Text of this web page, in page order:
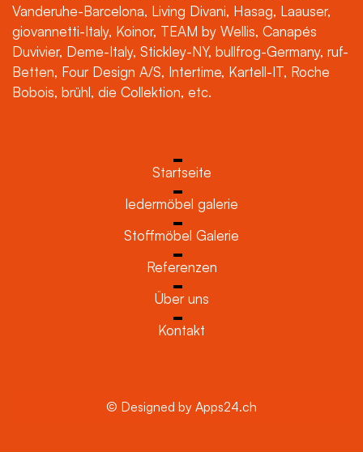
Vanderuhe-Barcelona, Living Divani, Hasag, Laauser,
giovannetti-Italy, Koinor, TEAM by Wellis, Canapés
Duvivier, Deme-Italy, Stickley-NY, bullfrog-Germany, ruf-
Betten, Four Design A/S, Intertime, Kartell-IT, Roche
Bobois, brühl, die Collektion, etc.
Startseite
ledermöbel galerie
Stoffmöbel Galerie
Referenzen
Über uns
Kontakt
© Designed by Apps24.ch